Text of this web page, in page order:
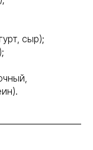
сыр);